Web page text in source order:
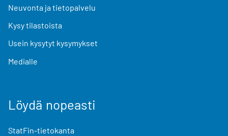
Neuvonta ja tietopalvelu
Kysy tilastoista
Usein kysytyt kysymykset
Medialle
Löydä nopeasti
StatFin-tietokanta